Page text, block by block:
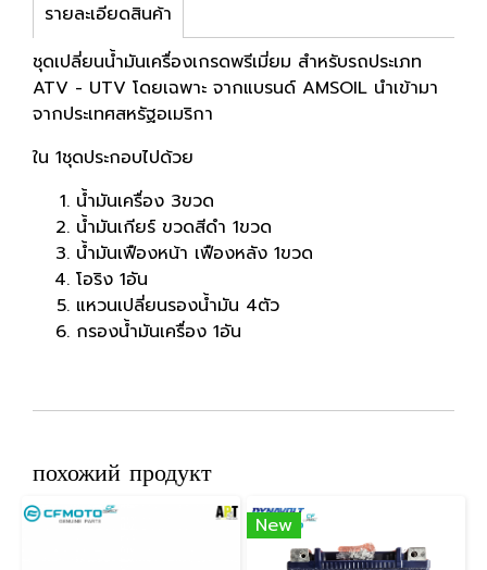
รายละเอียดสินค้า
ชุดเปลี่ยนน้ำมันเครื่องเกรดพรีเมี่ยม สำหรับรถประเภท
ATV - UTV โดยเฉพาะ จากแบรนด์ AMSOIL นำเข้ามา
จากประเทศสหรัฐอเมริกา
ใน 1ชุดประกอบไปด้วย
น้ำมันเครื่อง 3ขวด
น้ำมันเกียร์ ขวดสีดำ 1ขวด
น้ำมันเฟืองหน้า เฟืองหลัง 1ขวด
โอริง 1อัน
แหวนเปลี่ยนรองน้ำมัน 4ตัว
กรองน้ำมันเครื่อง 1อัน
похожий продукт
New